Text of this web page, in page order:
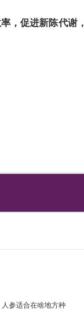
，促进新陈代谢
人参适合在啥地方种